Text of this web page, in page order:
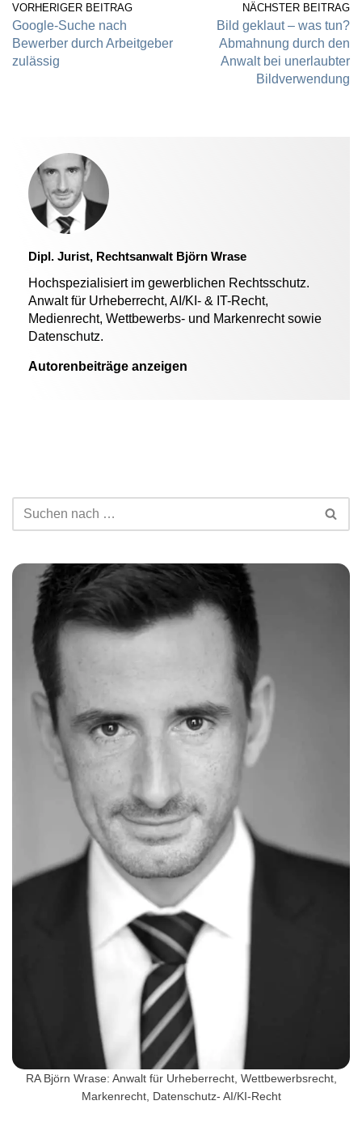
VORHERIGER BEITRAG
Google-Suche nach
Bewerber durch Arbeitgeber
zulässig
NÄCHSTER BEITRAG
Bild geklaut – was tun?
Abmahnung durch den
Anwalt bei unerlaubter
Bildverwendung
Dipl. Jurist, Rechtsanwalt Björn Wrase
Hochspezialisiert im gewerblichen Rechtsschutz.
Anwalt für Urheberrecht, AI/KI- & IT-Recht,
Medienrecht, Wettbewerbs- und Markenrecht sowie
Datenschutz.
Autorenbeiträge anzeigen
RA Björn Wrase: Anwalt für Urheberrecht, Wettbewerbsrecht,
Markenrecht, Datenschutz- AI/KI-Recht